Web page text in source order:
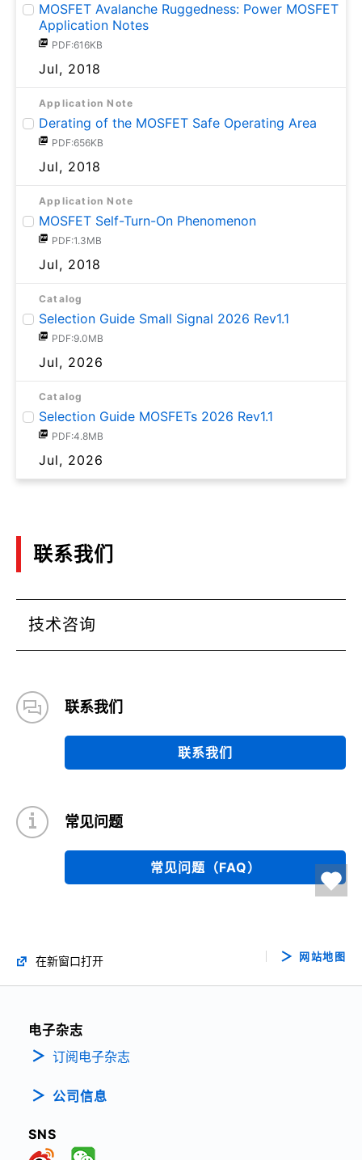
MOSFET Avalanche Ruggedness: Power MOSFET
Application Notes
PDF:616KB
Jul, 2018
Application Note
Derating of the MOSFET Safe Operating Area
PDF:656KB
Jul, 2018
Application Note
MOSFET Self-Turn-On Phenomenon
PDF:1.3MB
Jul, 2018
Catalog
Selection Guide Small Signal 2026 Rev1.1
PDF:9.0MB
Jul, 2026
Catalog
Selection Guide MOSFETs 2026 Rev1.1
PDF:4.8MB
Jul, 2026
联系我们
技术咨询
联系我们
联系我们
常见问题
常见问题（FAQ）
在新窗口打开 网站地图
电子杂志
订阅电子杂志
公司信息
SNS